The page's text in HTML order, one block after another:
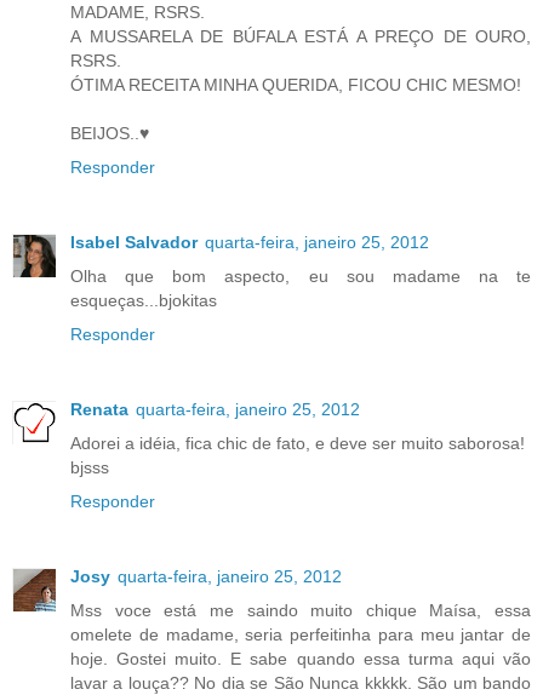
MADAME, RSRS.
A MUSSARELA DE BÚFALA ESTÁ A PREÇO DE OURO,
RSRS.
ÓTIMA RECEITA MINHA QUERIDA, FICOU CHIC MESMO!
BEIJOS..♥
Responder
Isabel Salvador quarta-feira, janeiro 25, 2012
Olha que bom aspecto, eu sou madame na te
esqueças...bjokitas
Responder
Renata quarta-feira, janeiro 25, 2012
Adorei a idéia, fica chic de fato, e deve ser muito saborosa!
bjsss
Responder
Josy quarta-feira, janeiro 25, 2012
Mss voce está me saindo muito chique Maísa, essa
omelete de madame, seria perfeitinha para meu jantar de
hoje. Gostei muito. E sabe quando essa turma aqui vão
lavar a louça?? No dia se São Nunca kkkkk. São um bando